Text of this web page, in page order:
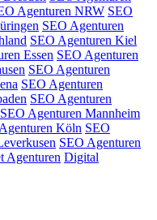
Agenturen NRW SEO
SEO Agenturen
SEO Agenturen Kiel
Essen SEO Agenturen
SEO Agenturen
SEO Agenturen
SEO Agenturen
SEO Agenturen Mannheim
Köln SEO
SEO Agenturen
Agenturen Digital